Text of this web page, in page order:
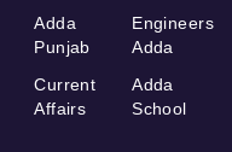
Adda
Punjab
Current
Affairs
Engineers
Adda
Adda
School